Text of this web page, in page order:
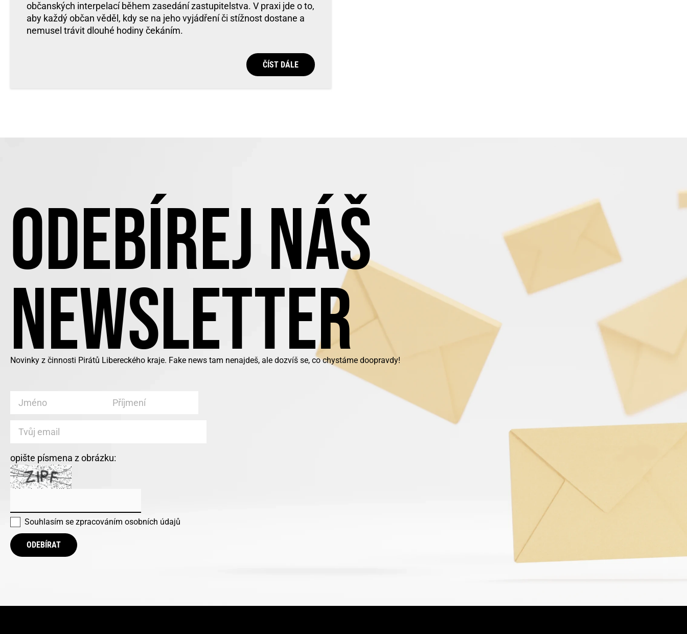
občanských interpelací během zasedání zastupitelstva. V praxi jde o to,
aby každý občan věděl, kdy se na jeho vyjádření či stížnost dostane a
nemusel trávit dlouhé hodiny čekáním.
ČÍST DÁLE
ODEBÍREJ NÁŠ
NEWSLETTER
Novinky z činnosti Pirátů Libereckého kraje. Fake news tam nenajdeš, ale dozvíš se, co chystáme doopravdy!
opište písmena z obrázku:
Souhlasím se zpracováním osobních údajů
ODEBÍRAT